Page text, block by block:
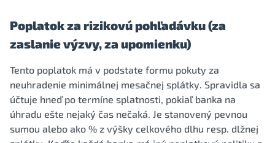
Poplatok za rizikovú pohľadávku (za
zaslanie výzvy, za upomienku)
Tento poplatok má v podstate formu pokuty za
neuhradenie minimálnej mesačnej splátky. Spravidla sa
účtuje hneď po termíne splatnosti, pokiaľ banka na
úhradu ešte nejaký čas nečaká. Je stanovený pevnou
sumou alebo ako % z výšky celkového dlhu resp. dlžnej